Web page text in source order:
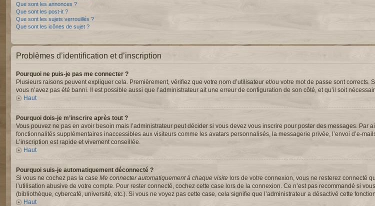
Que sont les annonces ?
Que sont les post-it ?
Que sont les sujets verrouillés ?
Que sont les icônes de sujet ?
Problèmes d’identification et d’inscription
Pourquoi ne puis-je pas me connecter ?
Plusieurs raisons peuvent expliquer cela. Premièrement, vérifiez que votre nom d’utilisateur et/ou votre mot de passe sont corrects.
vous n’avez pas été banni. Il est possible aussi que l’administrateur ait une erreur de configuration de son côté, et qu’il soit
Haut
Pourquoi dois-je m’inscrire après tout ?
Vous pouvez ne pas en avoir besoin mais l’administrateur peut décider si vous devez vous inscrire pour poster des messages. Par
fonctionnalités supplémentaires inaccessibles aux visiteurs comme les avatars personnalisés, la messagerie privée, l’envoi d’e-
L’inscription est rapide et vivement conseillée.
Haut
Pourquoi suis-je automatiquement déconnecté ?
Si vous ne cochez pas la case Me connecter automatiquement à chaque visite lors de votre connexion, vous ne resterez connecté
l’utilisation abusive de votre compte. Pour rester connecté, cochez cette case lors de la connexion. Ce n’est pas recommandé si
(bibliothèque, cybercafé, université, etc.). Si vous ne voyez pas cette case, cela signifie que l’administrateur a désactivé cette
Haut